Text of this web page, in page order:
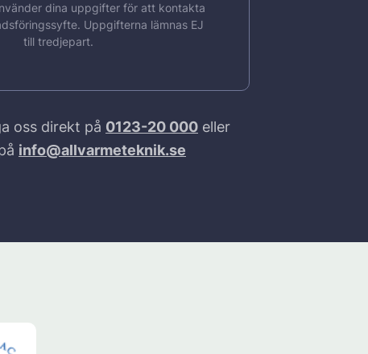
dina uppgifter för att kontakta
Uppgifterna lämnas EJ
till tredjepart.
oss direkt på 0123-20 000 eller
info@allvarmeteknik.se